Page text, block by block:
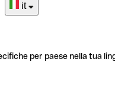
it
per paese nella tua